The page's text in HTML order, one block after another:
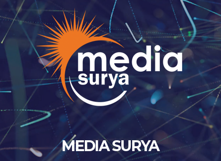
MEDIA SURYA